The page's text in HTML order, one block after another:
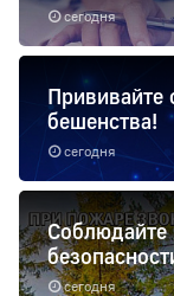
сегодня
сегодня
бешенства!
сегодня
Соблюдайте